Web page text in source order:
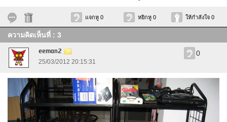
แจกหู 0 หยิกหู 0 ให้กำลังใจ 0
ความคิดเห็นที่ : 3
eeman2
25/03/2012 20:15:31
0